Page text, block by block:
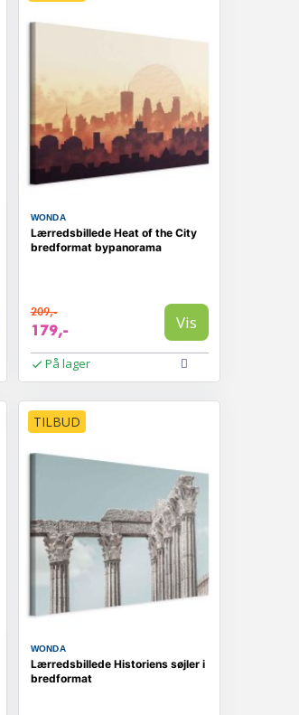
WONDA
Lærredsbillede Heat of the City
bredformat bypanorama
209,-
179,- Vis
På lager
TILBUD
WONDA
Lærredsbillede Historiens søjler i
bredformat